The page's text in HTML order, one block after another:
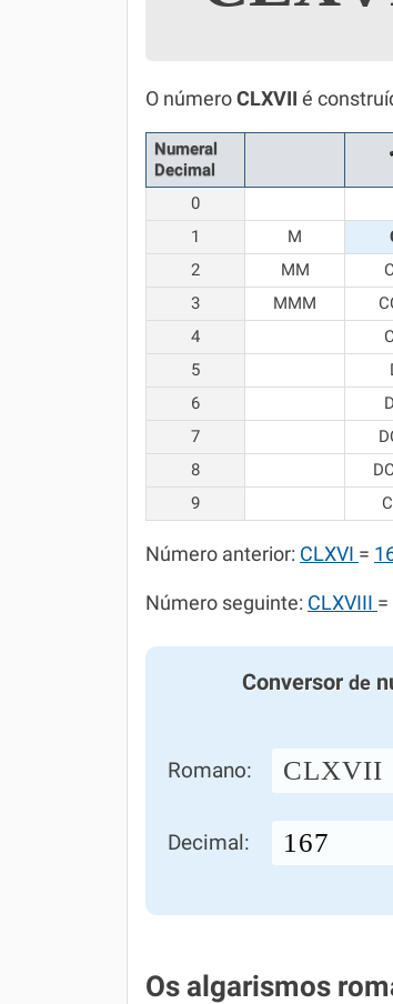
Química
Todos os Exercícios
O número CLXVII é
Numeral
Decimal
0
1
M
2
MM
3
MMM
4
5
6
7
8
9
Número anterior: CLXVI =
Número seguinte: CLXVIII =
Conversor de
Romano: CLXVII
Decimal:
Os algarismos